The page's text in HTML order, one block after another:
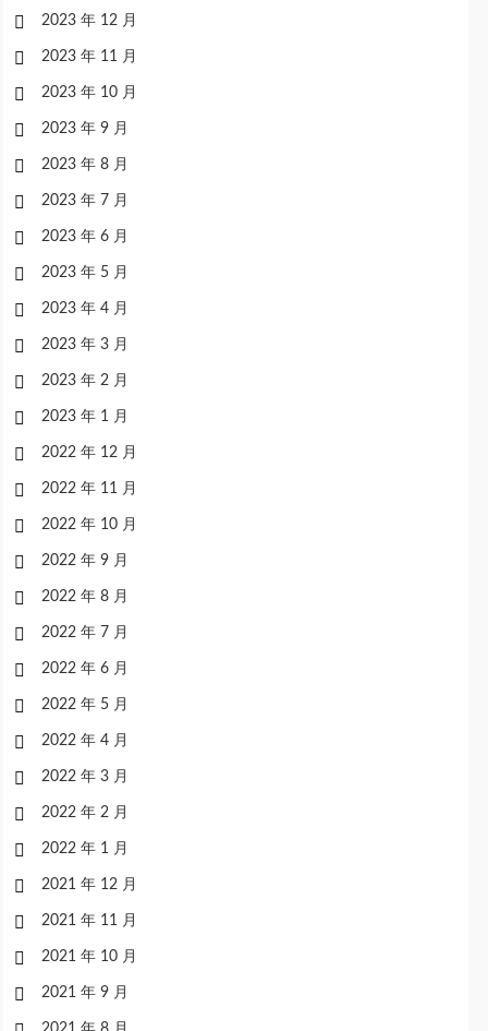
2023 年 12 月
2023 年 11 月
2023 年 10 月
2023 年 9 月
2023 年 8 月
2023 年 7 月
2023 年 6 月
2023 年 5 月
2023 年 4 月
2023 年 3 月
2023 年 2 月
2023 年 1 月
2022 年 12 月
2022 年 11 月
2022 年 10 月
2022 年 9 月
2022 年 8 月
2022 年 7 月
2022 年 6 月
2022 年 5 月
2022 年 4 月
2022 年 3 月
2022 年 2 月
2022 年 1 月
2021 年 12 月
2021 年 11 月
2021 年 10 月
2021 年 9 月